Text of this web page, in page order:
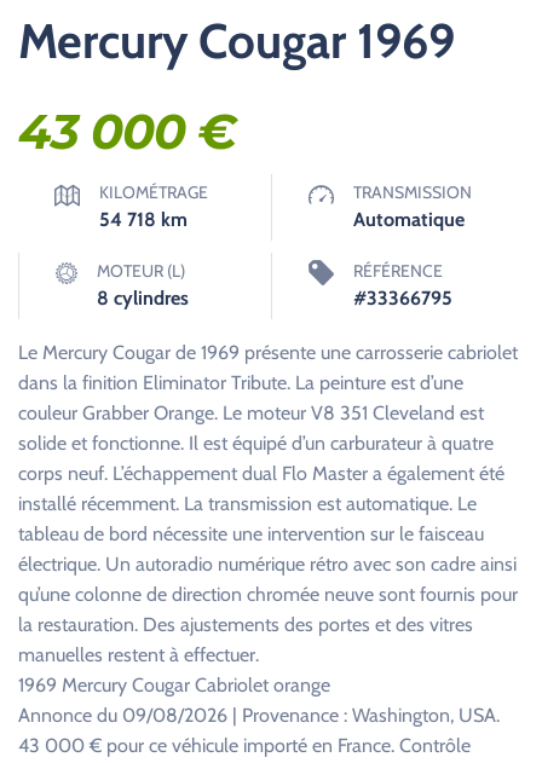
Mercury Cougar 1969
43 000€
KILOMÉTRAGE
54 718 km
TRANSMISSION
Automatique
MOTEUR (L)
8 cylindres
RÉFÉRENCE
#33366795
Le Mercury Cougar de 1969 présente une carrosserie cabriolet
dans la finition Eliminator Tribute. La peinture est d’une
couleur Grabber Orange. Le moteur V8 351 Cleveland est
solide et fonctionne. Il est équipé d’un carburateur à quatre
corps neuf. L’échappement dual Flo Master a également été
installé récemment. La transmission est automatique. Le
tableau de bord nécessite une intervention sur le faisceau
électrique. Un autoradio numérique rétro avec son cadre ainsi
qu’une colonne de direction chromée neuve sont fournis pour
la restauration. Des ajustements des portes et des vitres
manuelles restent à effectuer.
1969 Mercury Cougar Cabriolet orange
Annonce du 09/08/2026 | Provenance : Washington, USA.
43 000 € pour ce véhicule importé en France. Contrôle